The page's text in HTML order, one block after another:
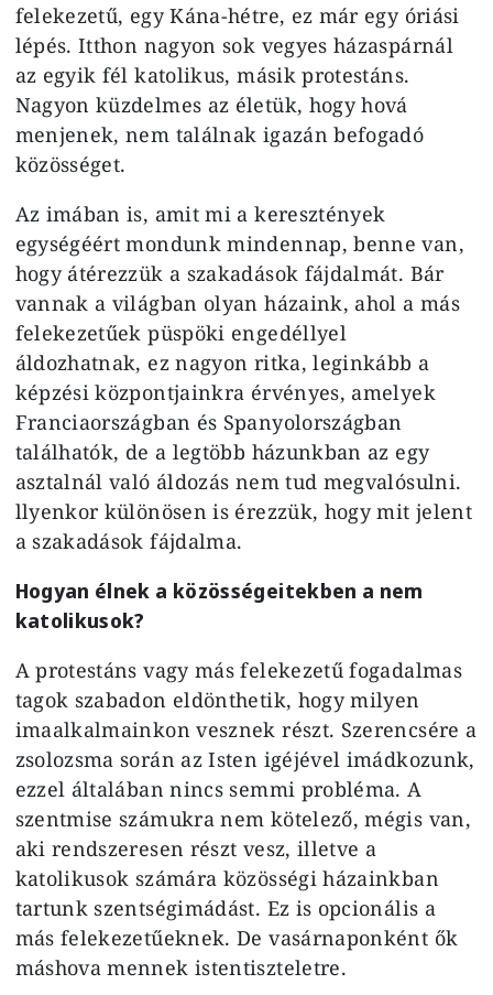
felekezetű, egy Kána-hétre, ez már egy óriási
lépés. Itthon nagyon sok vegyes házaspárnál
az egyik fél katolikus, másik protestáns.
Nagyon küzdelmes az életük, hogy hová
menjenek, nem találnak igazán befogadó
közösséget.
Az imában is, amit mi a keresztények
egységéért mondunk mindennap, benne van,
hogy átérezzük a szakadások fájdalmát. Bár
vannak a világban olyan házaink, ahol a más
felekezetűek püspöki engedéllyel
áldozhatnak, ez nagyon ritka, leginkább a
képzési központjainkra érvényes, amelyek
Franciaországban és Spanyolországban
találhatók, de a legtöbb házunkban az egy
asztalnál való áldozás nem tud megvalósulni.
llyenkor különösen is érezzük, hogy mit jelent
a szakadások fájdalma.
Hogyan élnek a közösségeitekben a nem
katolikusok?
A protestáns vagy más felekezetű fogadalmas
tagok szabadon eldönthetik, hogy milyen
imaalkalmainkon vesznek részt. Szerencsére a
zsolozsma során az Isten igéjével imádkozunk,
ezzel általában nincs semmi probléma. A
szentmise számukra nem kötelező, mégis van,
aki rendszeresen részt vesz, illetve a
katolikusok számára közösségi házainkban
tartunk szentségimádást. Ez is opcionális a
más felekezetűeknek. De vasárnaponként ők
máshova mennek istentiszteletre.